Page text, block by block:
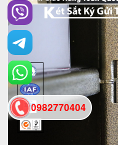
0982770404